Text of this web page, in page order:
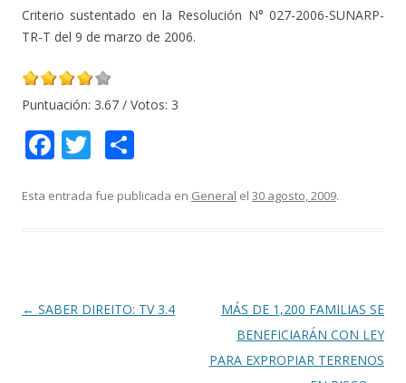
Criterio sustentado en la Resolución N° 027-2006-SUNARP-
TR-T del 9 de marzo de 2006.
Puntuación: 3.67 / Votos: 3
F
e
k
T
itt m
r
Esta entrada fue publicada en General el 30 agosto, 2009.
Navegación
← SABER DIREITO: TV 3.4
MÁS DE 1,200 FAMILIAS SE
BENEFICIARÁN CON LEY
PARA EXPROPIAR TERRENOS